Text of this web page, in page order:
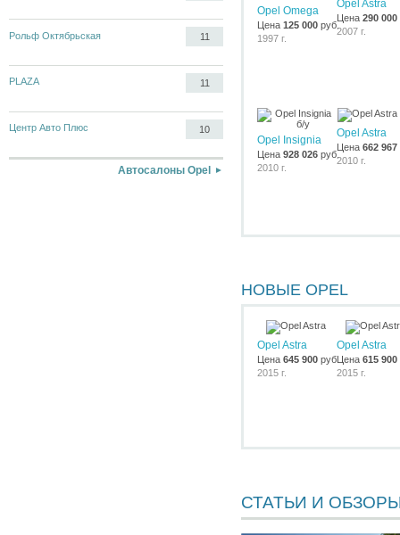
Рольф Октябрьская 11
PLAZA 11
Центр Авто Плюс 10
Автосалоны Opel
Opel Omega
Цена 125 000 руб.
1997 г.
Opel Astra
Цена 290 000
2007 г.
Opel Insignia
Цена 928 026 руб.
2010 г.
Opel Astra
Цена 662 967
2010 г.
НОВЫЕ OPEL
Opel Astra
Цена 645 900 руб.
2015 г.
Opel Astra
Цена 615 900
2015 г.
СТАТЬИ И